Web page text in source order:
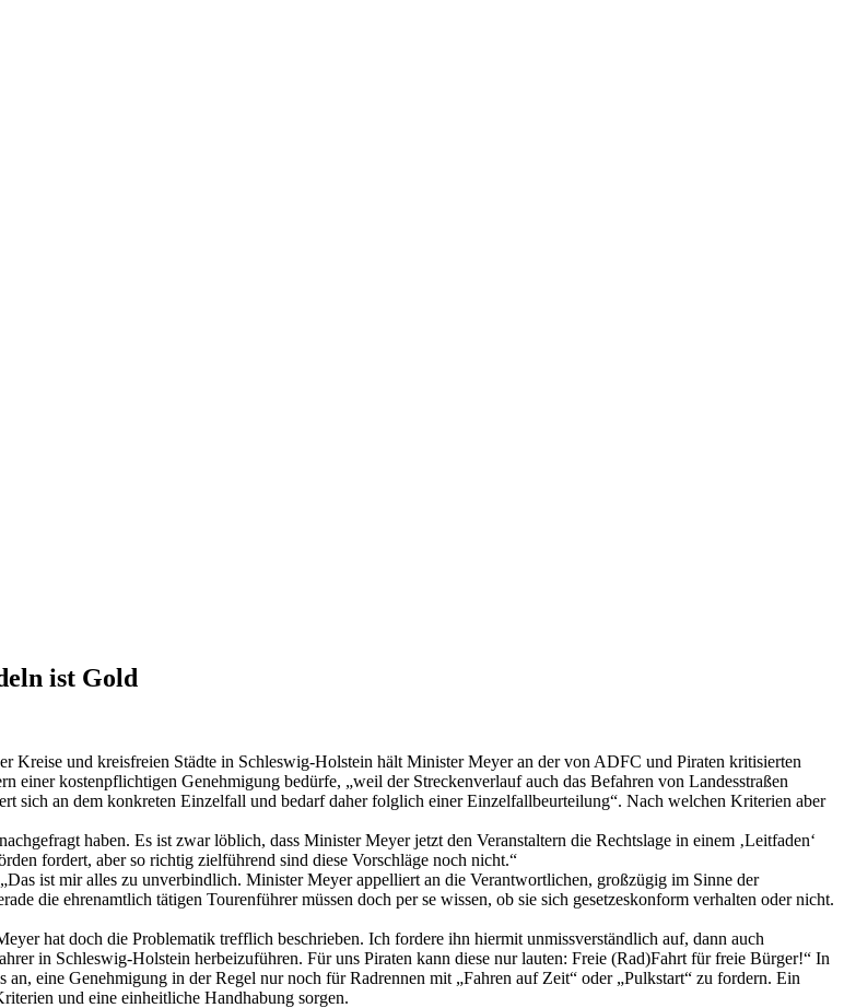
ist Gold
Kreise und kreisfreien Städte in Schleswig-Holstein hält Minister Meyer an der von ADFC und Piraten kritisierten
einer kostenpflichtigen Genehmigung bedürfe, „weil der Streckenverlauf auch das Befahren von Landesstraßen
sich an dem konkreten Einzelfall und bedarf daher folglich einer Einzelfallbeurteilung“. Nach welchen Kriterien aber
haben. Es ist zwar löblich, dass Minister Meyer jetzt den Veranstaltern die Rechtslage in einem ‚Leitfaden‘
fordert, aber so richtig zielführend sind diese Vorschläge noch nicht.“
ist mir alles zu unverbindlich. Minister Meyer appelliert an die Verantwortlichen, großzügig im Sinne der
die ehrenamtlich tätigen Tourenführer müssen doch per se wissen, ob sie sich gesetzeskonform verhalten oder nicht.
hat doch die Problematik trefflich beschrieben. Ich fordere ihn hiermit unmissverständlich auf, dann auch
in Schleswig-Holstein herbeizuführen. Für uns Piraten kann diese nur lauten: Freie (Rad)Fahrt für freie Bürger!“ In
an, eine Genehmigung in der Regel nur noch für Radrennen mit „Fahren auf Zeit“ oder „Pulkstart“ zu fordern. Ein
und eine einheitliche Handhabung sorgen.